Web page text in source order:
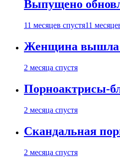
Выпущено
11 месяцев спустя11
Женщина вышла
2 месяца спустя
Порноактрисы-
2 месяца спустя
Скандальная
2 месяца спустя